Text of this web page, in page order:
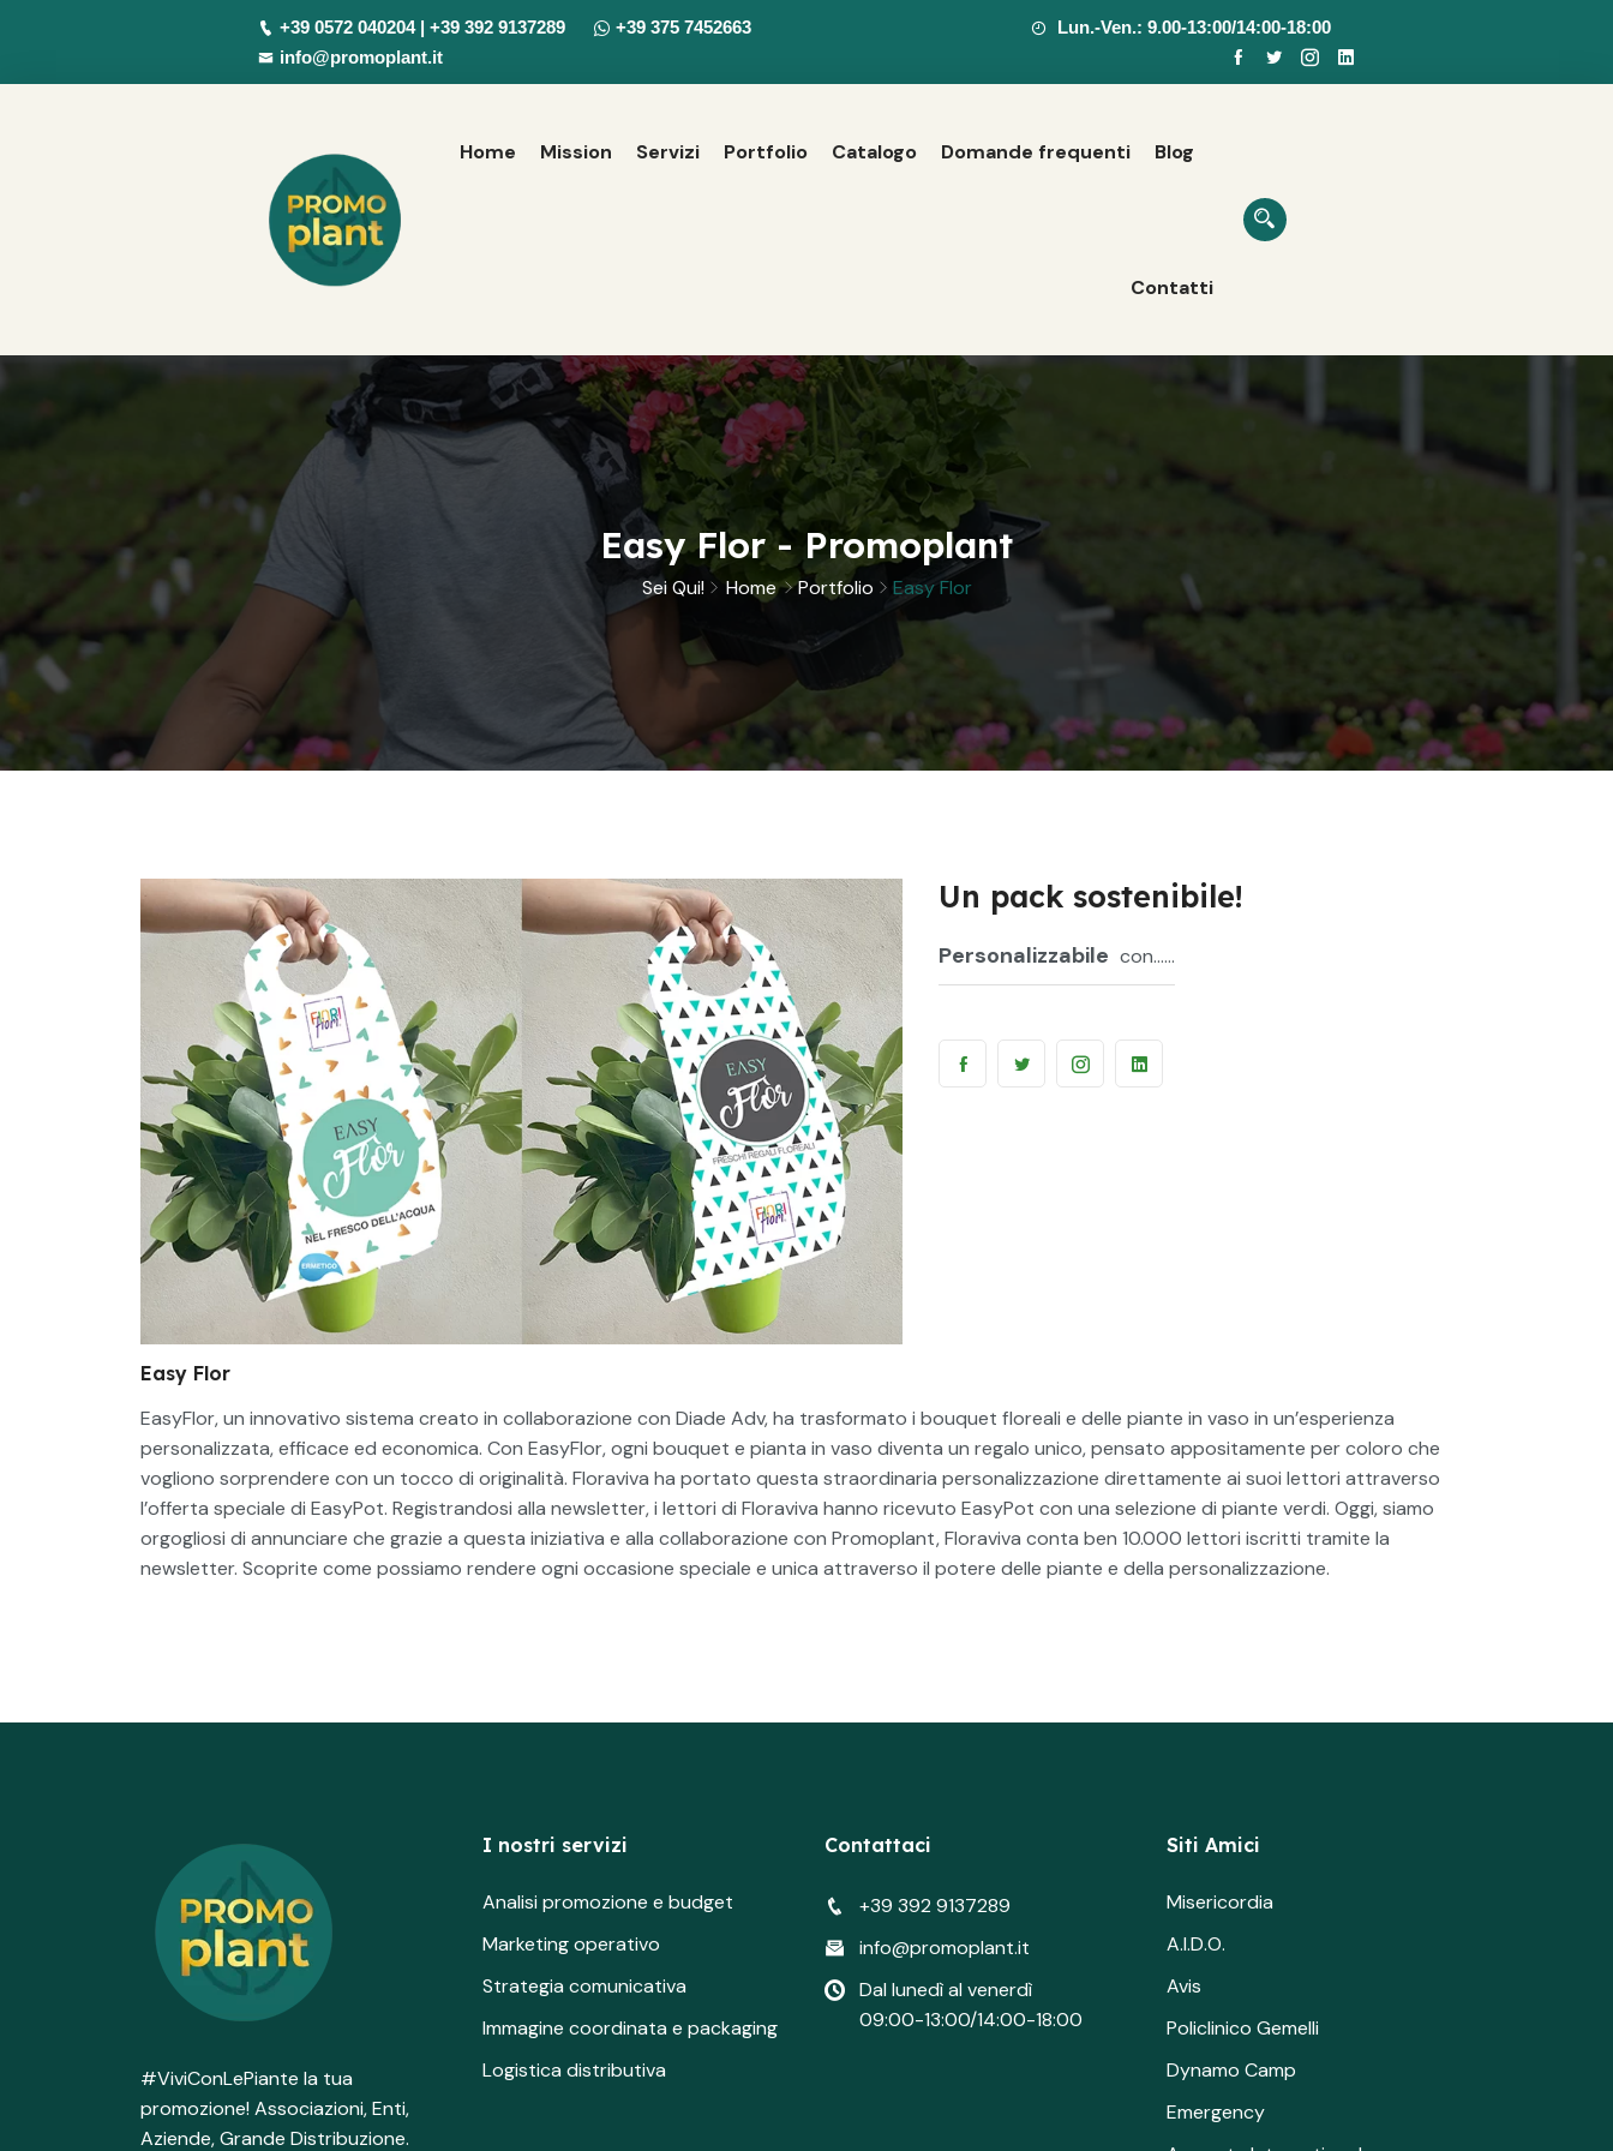
+39 0572 040204 | +39 392 9137289
+39 375 7452663
info@promoplant.it
Lun.-Ven.: 9.00-13:00/14:00-18:00
Home Mission Servizi Portfolio Catalogo Domande frequenti Blog
Contatti
Easy Flor - Promoplant
Sei Qui! Home Portfolio Easy Flor
Un pack sostenibile!
Personalizzabile con......
Easy Flor
EasyFlor, un innovativo sistema creato in collaborazione con Diade Adv, ha trasformato i bouquet floreali e delle piante in vaso in un’esperienza
personalizzata, efficace ed economica. Con EasyFlor, ogni bouquet e pianta in vaso diventa un regalo unico, pensato appositamente per coloro che
vogliono sorprendere con un tocco di originalità. Floraviva ha portato questa straordinaria personalizzazione direttamente ai suoi lettori attraverso
l’offerta speciale di EasyPot. Registrandosi alla newsletter, i lettori di Floraviva hanno ricevuto EasyPot con una selezione di piante verdi. Oggi, siamo
orgogliosi di annunciare che grazie a questa iniziativa e alla collaborazione con Promoplant, Floraviva conta ben 10.000 lettori iscritti tramite la
newsletter. Scoprite come possiamo rendere ogni occasione speciale e unica attraverso il potere delle piante e della personalizzazione.
#ViviConLePiante la tua
promozione! Associazioni, Enti,
Aziende, Grande Distribuzione.
I nostri servizi
Analisi promozione e budget
Marketing operativo
Strategia comunicativa
Immagine coordinata e packaging
Logistica distributiva
Contattaci
+39 392 9137289
info@promoplant.it
Dal lunedì al venerdì
09:00-13:00/14:00-18:00
Siti Amici
Misericordia
A.I.D.O.
Avis
Policlinico Gemelli
Dynamo Camp
Emergency